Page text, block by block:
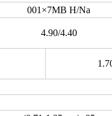
001×7MB H/Na
4.90/4.40